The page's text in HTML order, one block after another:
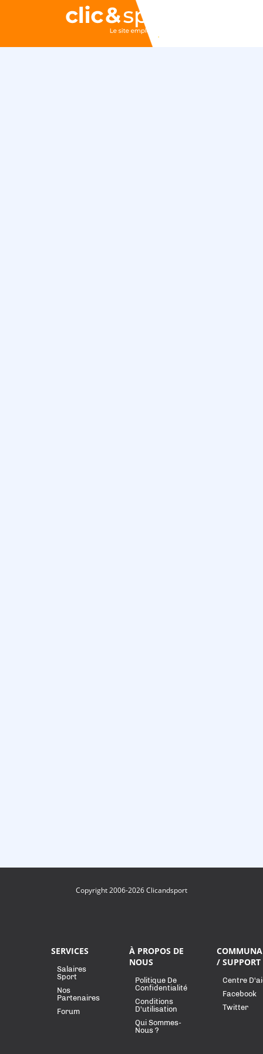
Copyright 2006-2026 Clicandsport
SERVICES
Salaires
Sport
Nos
Partenaires
Forum
À PROPOS DE
NOUS
Politique De
Confidentialité
Conditions
D'utilisation
Qui Sommes-
Nous ?
/ SUPPORT
Centre
Facebook
Twitter